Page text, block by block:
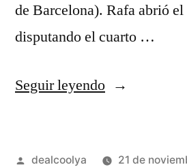
de Barcelona). Rafa abrió
disputando el cuarto …
Seguir leyendo«brasil
Publicado
dealcoolya
21 de